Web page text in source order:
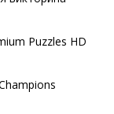
Puzzles HD